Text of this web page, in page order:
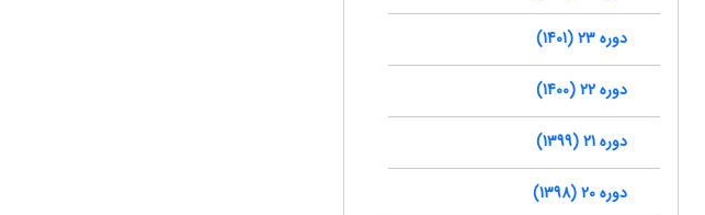
دوره 23 (1401)
دوره 22 (1400)
دوره 21 (1399)
دوره 20 (1398)